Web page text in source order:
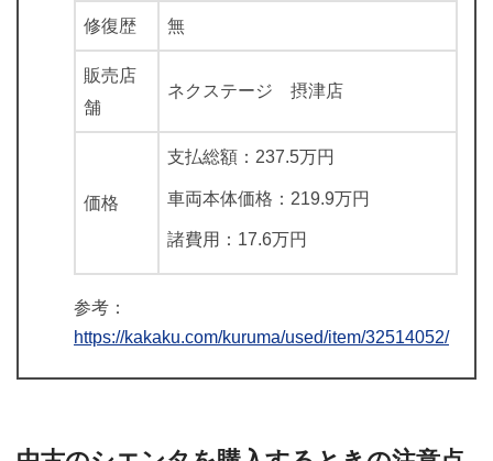
修復歴 無
販売店
舗
ネクステージ 摂津店
価格
支払総額：237.5万円
車両本体価格：219.9万円
諸費用：17.6万円
参考：
https://kakaku.com/kuruma/used/item/32514052/